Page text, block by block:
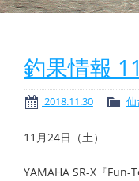
釣果情報
2018.11.30 仙
11月24日（土）
YAMAHA SR-X『Fun-